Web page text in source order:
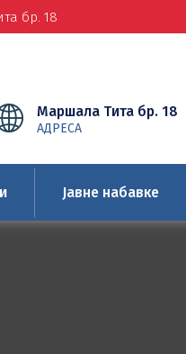
бр. 18
Маршала Тита бр. 18
АДРЕСА
Јавне набавке